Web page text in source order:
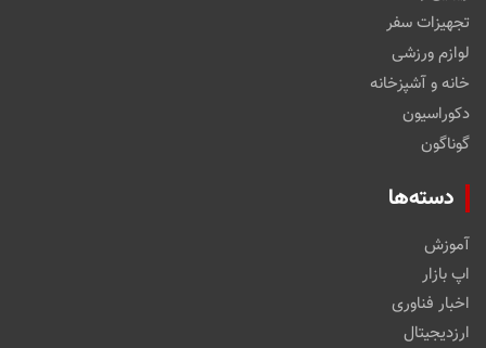
تجهیزات سفر
لوازم ورزشی
خانه و آشپزخانه
دکوراسیون
گوناگون
دسته‌ها
آموزش
اپ بازار
اخبار فناوری
ارزدیجیتال